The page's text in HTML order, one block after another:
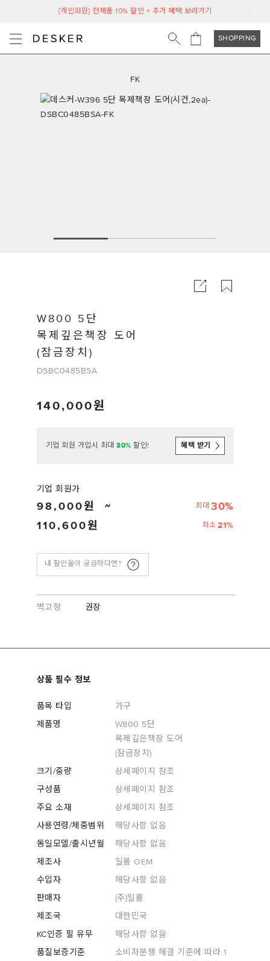
[개인회원] 전제품 10% 할인 + 추가 혜택 보러가기
SHOPPING
FK
W800 5단
목제깊은책장 도어
(잠금장치)
DSBC0485BSA
140,000
기업 회원 가입시 최대 30% 할인! 혜택 받기
기업 회원가
98,000 최대 30%
110,600
최소 21%
내 할인율이 궁금하다면?
벽고정 권장
상품 필수 정보
품목 타입
가구
제품명
W800 5단
목제깊은책장 도어
(잠금장치)
크기/중량
상세페이지 참조
구성품
상세페이지 참조
주요 소재
상세페이지 참조
사용연령/체중범위
해당사항 없음
동일모델/출시년월
해당사항 없음
제조사
일룸 OEM
수입자
해당사항 없음
판매자
(주)일룸
제조국
대한민국
KC인증 필 유무
해당사항 없음
품질보증기준
소비자분쟁 해결 기준에 따라 1